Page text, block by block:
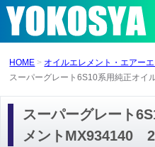
HOME
オイルエレメント・エアー
スーパーグレート6S10系用純正オ
スーパーグレート
メントMX934140 2